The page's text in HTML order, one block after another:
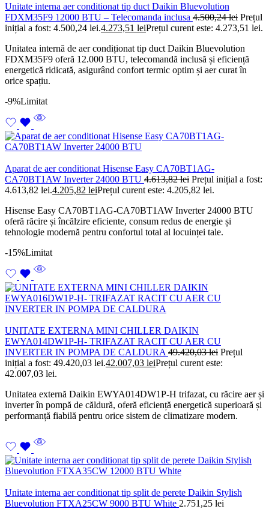
Unitate interna aer conditionat tip duct Daikin Bluevolution
FDXM35F9 12000 BTU – Telecomanda inclusa 4.500,24lei Prețul
inițial a fost: 4.500,24 lei.4.273,51 leiPrețul curent este: 4.273,51 lei.
Unitatea internă de aer condiționat tip duct Daikin Bluevolution
FDXM35F9 oferă 12.000 BTU, telecomandă inclusă și eficiență
energetică ridicată, asigurând confort termic optim și aer curat în
orice spațiu.
-9%Limitat
Aparat de aer conditionat Hisense Easy CA70BT1AG-
CA70BT1AW Inverter 24000 BTU 4.613,82lei Prețul inițial a fost:
4.613,82 lei.4.205,82 leiPrețul curent este: 4.205,82 lei.
Hisense Easy CA70BT1AG-CA70BT1AW Inverter 24000 BTU
oferă răcire și încălzire eficiente, consum redus de energie și
tehnologie modernă pentru confortul total al locuinței tale.
-15%Limitat
UNITATE EXTERNA MINI CHILLER DAIKIN
EWYA014DW1P-H- TRIFAZAT RACIT CU AER CU
INVERTER IN POMPA DE CALDURA 49.420,03lei Prețul
inițial a fost: 49.420,03 lei.42.007,03 leiPrețul curent este:
42.007,03 lei.
Unitatea externă Daikin EWYA014DW1P-H trifazat, cu răcire aer și
inverter în pompă de căldură, oferă eficiență energetică superioară și
performanță fiabilă pentru orice sistem de climatizare modern.
Unitate interna aer conditionat tip split de perete Daikin Stylish
Bluevolution FTXA25CW 9000 BTU White 2.751,25 lei